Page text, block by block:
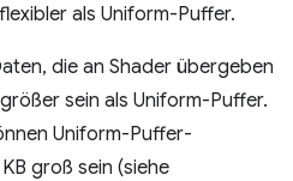
als Uniform-Puffer.
die an Shader übergeben
sein als Uniform-Puffer.
Uniform-Puffer-
groß sein (siehe